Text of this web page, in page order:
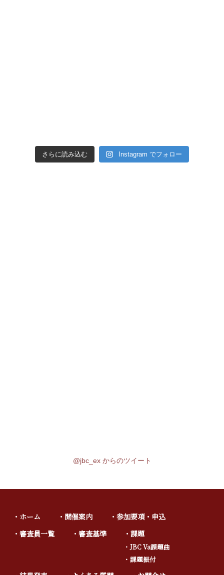
さらに読み込む Instagram でフォロー
@jbc_ex からのツイート
ホーム 開催案内
参加要項・申込
審査員一覧
審査基準 課題
JBC Va課題曲
課題振付